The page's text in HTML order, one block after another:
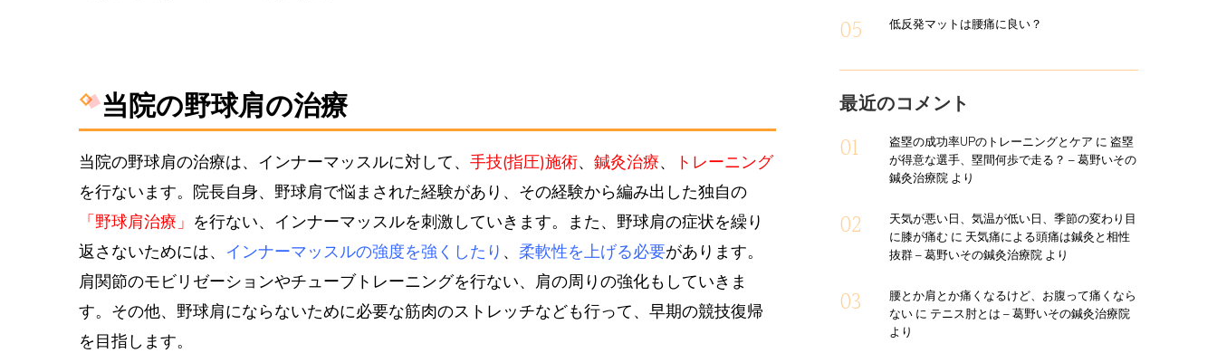
当院の野球肩の治療
当院の野球肩の治療は、インナーマッスルに対して、 手技(指圧)施術、 鍼灸治療、
トレーニング
を行ないます。院長自身、野球肩で悩まされた経験があり、その経験から編み出した独自の
「野球肩治療」 を行ない、インナーマッスルを刺激していきます。また、野球肩の症状を繰り
返さないためには、 インナーマッスルの強度を強くしたり 、 柔軟性を上げる必要があります。
肩関節のモビリゼーションやチューブトレーニングを行ない、肩の周りの強化もしていきま
す。その他、野球肩にならないために必要な筋肉のストレッチなども行って、早期の競技復帰
を目指します。
低反発マットは腰痛に良い？
最近のコメント
盗塁の成功率UPのトレーニングとケア に 盗塁
が得意な選手、塁間何歩で走る？ – 葛野いその
鍼灸治療院 より
天気が悪い日、気温が低い日、季節の変わり目
に膝が痛む に 天気痛による頭痛は鍼灸と相性
抜群 – 葛野いその鍼灸治療院 より
腰とか肩とか痛くなるけど、お腹って痛くなら
ない に テニス肘とは – 葛野いその鍼灸治療院
より